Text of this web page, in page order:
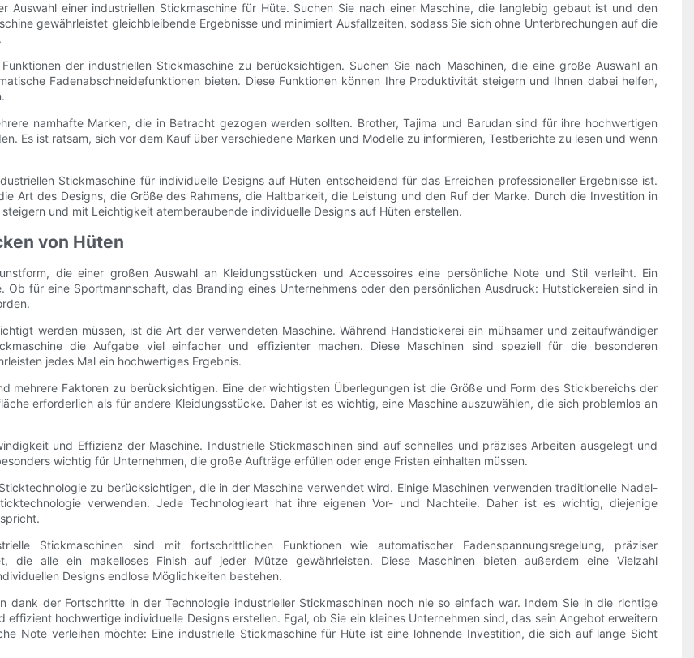
einer industriellen Stickmaschine für Hüte. Suchen Sie nach einer Maschine, die langlebig gebaut ist und den
gewährleistet gleichbleibende Ergebnisse und minimiert Ausfallzeiten, sodass Sie sich ohne Unterbrechungen auf die
der industriellen Stickmaschine zu berücksichtigen. Suchen Sie nach Maschinen, die eine große Auswahl an
Fadenabschneidefunktionen bieten. Diese Funktionen können Ihre Produktivität steigern und Ihnen dabei helfen,
namhafte Marken, die in Betracht gezogen werden sollten. Brother, Tajima und Barudan sind für ihre hochwertigen
Es ist ratsam, sich vor dem Kauf über verschiedene Marken und Modelle zu informieren, Testberichte zu lesen und wenn
Stickmaschine für individuelle Designs auf Hüten entscheidend für das Erreichen professioneller Ergebnisse ist.
Art des Designs, die Größe des Rahmens, die Haltbarkeit, die Leistung und den Ruf der Marke. Durch die Investition in
und mit Leichtigkeit atemberaubende individuelle Designs auf Hüten erstellen.
von Hüten
die einer großen Auswahl an Kleidungsstücken und Accessoires eine persönliche Note und Stil verleiht. Ein
für eine Sportmannschaft, das Branding eines Unternehmens oder den persönlichen Ausdruck: Hutstickereien sind in
werden müssen, ist die Art der verwendeten Maschine. Während Handstickerei ein mühsamer und zeitaufwändiger
die Aufgabe viel einfacher und effizienter machen. Diese Maschinen sind speziell für die besonderen
jedes Mal ein hochwertiges Ergebnis.
mehrere Faktoren zu berücksichtigen. Eine der wichtigsten Überlegungen ist die Größe und Form des Stickbereichs der
erforderlich als für andere Kleidungsstücke. Daher ist es wichtig, eine Maschine auszuwählen, die sich problemlos an
und Effizienz der Maschine. Industrielle Stickmaschinen sind auf schnelles und präzises Arbeiten ausgelegt und
wichtig für Unternehmen, die große Aufträge erfüllen oder enge Fristen einhalten müssen.
zu berücksichtigen, die in der Maschine verwendet wird. Einige Maschinen verwenden traditionelle Nadel-
verwenden. Jede Technologieart hat ihre eigenen Vor- und Nachteile. Daher ist es wichtig, diejenige
Stickmaschinen sind mit fortschrittlichen Funktionen wie automatischer Fadenspannungsregelung, präziser
die alle ein makelloses Finish auf jeder Mütze gewährleisten. Diese Maschinen bieten außerdem eine Vielzahl
Designs endlose Möglichkeiten bestehen.
dank der Fortschritte in der Technologie industrieller Stickmaschinen noch nie so einfach war. Indem Sie in die richtige
hochwertige individuelle Designs erstellen. Egal, ob Sie ein kleines Unternehmen sind, das sein Angebot erweitern
Note verleihen möchte: Eine industrielle Stickmaschine für Hüte ist eine lohnende Investition, die sich auf lange Sicht